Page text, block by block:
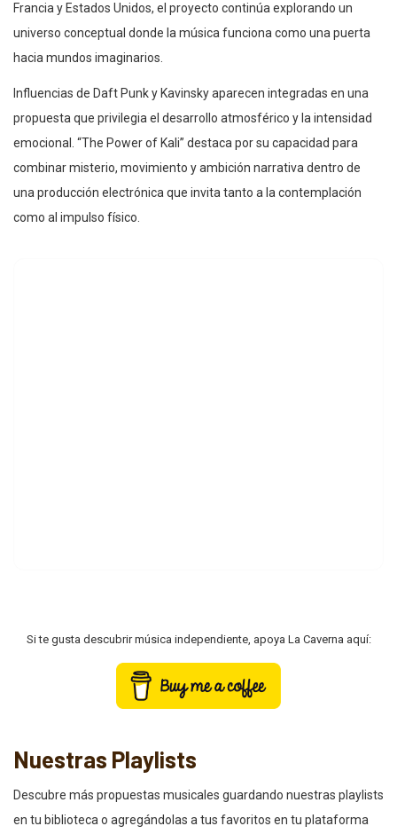
Francia y Estados Unidos, el proyecto continúa explorando un
universo conceptual donde la música funciona como una puerta
hacia mundos imaginarios.
Influencias de Daft Punk y Kavinsky aparecen integradas en una
propuesta que privilegia el desarrollo atmosférico y la intensidad
emocional. “The Power of Kali” destaca por su capacidad para
combinar misterio, movimiento y ambición narrativa dentro de
una producción electrónica que invita tanto a la contemplación
como al impulso físico.
Si te gusta descubrir música independiente, apoya La Caverna aquí:
Nuestras Playlists
Descubre más propuestas musicales guardando nuestras playlists
en tu biblioteca o agregándolas a tus favoritos en tu plataforma